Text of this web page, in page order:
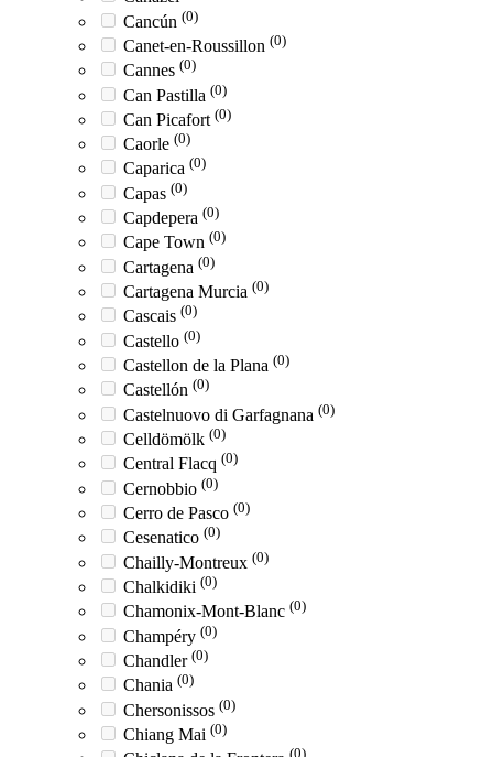
Cancún (0)
Canet-en-Roussillon (0)
Cannes (0)
Can Pastilla (0)
Can Picafort (0)
Caorle (0)
Caparica (0)
Capas (0)
Capdepera (0)
Cape Town (0)
Cartagena (0)
Cartagena Murcia (0)
Cascais (0)
Castello (0)
Castellon de la Plana (0)
Castellón (0)
Castelnuovo di Garfagnana (0)
Celldömölk (0)
Central Flacq (0)
Cernobbio (0)
Cerro de Pasco (0)
Cesenatico (0)
Chailly-Montreux (0)
Chalkidiki (0)
Chamonix-Mont-Blanc (0)
Champéry (0)
Chandler (0)
Chania (0)
Chersonissos (0)
Chiang Mai (0)
(0)